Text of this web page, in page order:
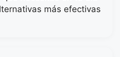
más efectivas